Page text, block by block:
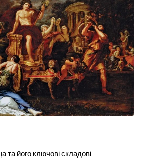
та його ключові складові